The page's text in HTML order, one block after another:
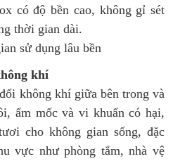
có độ bền cao, không gỉ sét
thời gian dài.
sử dụng lâu bền
khí
không khí giữa bên trong và
ẩm mốc và vi khuẩn có hại,
cho không gian sống, đặc
vực như phòng tắm, nhà vệ